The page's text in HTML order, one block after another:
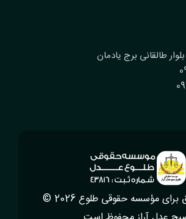
طالقانی برج یادمان
© 2026 برایمؤسسه حقوقی طلوع